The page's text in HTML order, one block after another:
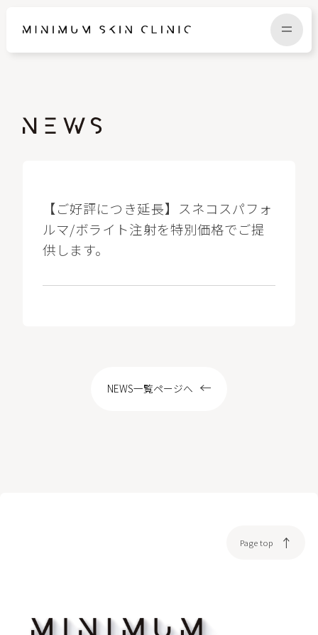
【ご好評につき延長】スネコスパフォ
ルマ/ボライト注射を特別価格でご提
供します。
NEWS一覧ページへ
Page top
CAMPAIGN RECRUIT